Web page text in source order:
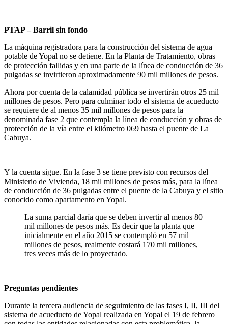
PTAP – Barril sin fondo
La máquina registradora para la construcción del sistema de agua
potable de Yopal no se detiene. En la Planta de Tratamiento, obras
de protección fallidas y en una parte de la línea de conducción de 36
pulgadas se invirtieron aproximadamente 90 mil millones de pesos.
Ahora por cuenta de la calamidad pública se invertirán otros 25 mil
millones de pesos. Pero para culminar todo el sistema de acueducto
se requiere de al menos 35 mil millones de pesos para la
denominada fase 2 que contempla la línea de conducción y obras de
protección de la vía entre el kilómetro 069 hasta el puente de La
Cabuya.
Y la cuenta sigue. En la fase 3 se tiene previsto con recursos del
Ministerio de Vivienda, 18 mil millones de pesos más, para la línea
de conducción de 36 pulgadas entre el puente de la Cabuya y el sitio
conocido como apartamento en Yopal.
La suma parcial daría que se deben invertir al menos 80
mil millones de pesos más. Es decir que la planta que
inicialmente en el año 2015 se contempló en 57 mil
millones de pesos, realmente costará 170 mil millones,
tres veces más de lo proyectado.
Preguntas pendientes
Durante la tercera audiencia de seguimiento de las fases I, II, III del
sistema de acueducto de Yopal realizada en Yopal el 19 de febrero